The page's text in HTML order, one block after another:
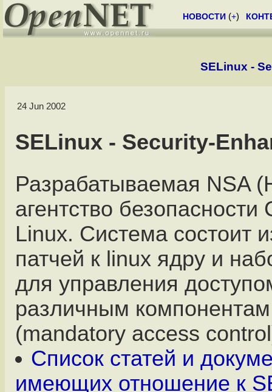
НОВОСТИ (+)
SELinux -
24 Jun 2002
SELinux - Security-
Разрабатываемая NSA
агентство
Linux. Система состоит
патчей к linux ядру и
для управления
различным
(mandatory access
Список статей и
имеющих отношение к